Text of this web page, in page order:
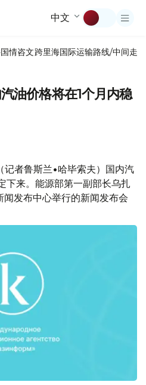
中文
国情咨文跨里海国际运输路线/中间走廊
油价格将在1个月内稳
者鲁斯兰•哈毕索夫）国内汽
下来。能源部第一副部长乌扎
发布中心举行的新闻发布会